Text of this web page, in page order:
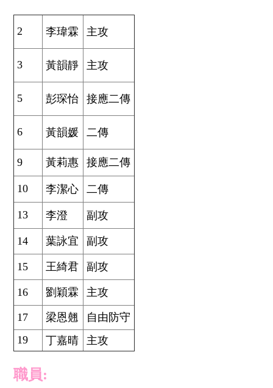
2 李瑋霖 主攻
3 黃韻靜 主攻
5 彭琛怡 接應二傳
6 黃韻媛 二傳
9 黃莉惠 接應二傳
10 李潔心 二傳
13 李澄 副攻
14 葉詠宜 副攻
15 王綺君 副攻
16 劉穎霖 主攻
17 梁恩翹
自由防守
19
丁嘉晴 主攻
職員: